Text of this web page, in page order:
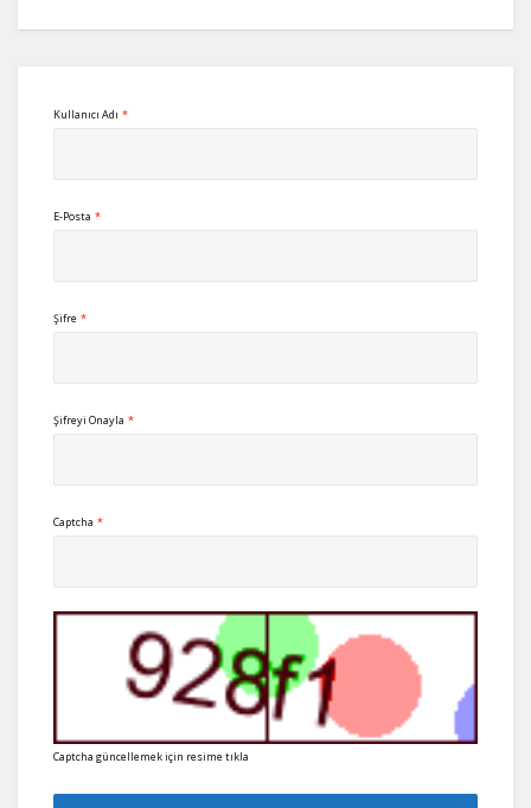
Kullanıcı Adı *
E-Posta *
Şifre *
Şifreyi Onayla *
Captcha *
Captcha güncellemek için resime tıkla